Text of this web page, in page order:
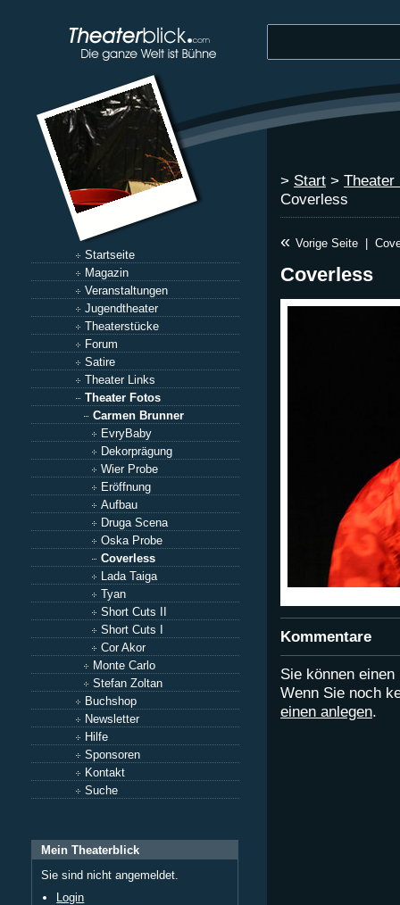
Startseite
Magazin
Veranstaltungen
Jugendtheater
Theaterstücke
Forum
Satire
Theater Links
Theater Fotos
Carmen Brunner
EvryBaby
Dekorprägung
Wier Probe
Eröffnung
Aufbau
Druga Scena
Oska Probe
Coverless
Lada Taiga
Tyan
Short Cuts II
Short Cuts I
Cor Akor
Monte Carlo
Stefan Zoltan
Buchshop
Newsletter
Hilfe
Sponsoren
Kontakt
Suche
Mein Theaterblick
Sie sind nicht angemeldet.
Login
> Start > Theater
Coverless
« Vorige Seite
Coverless
Kommentare
Sie können
Wenn Sie noch
einen anlegen.